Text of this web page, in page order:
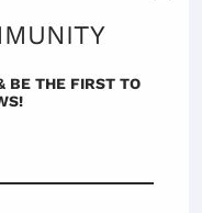
BE THE FIRST TO